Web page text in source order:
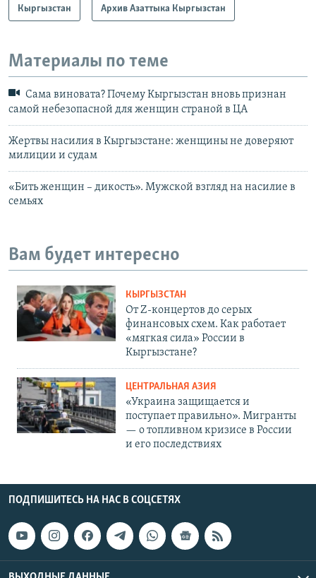
Кыргызстан Архив Азаттыка Кыргызстан
Материалы по теме
Сама виновата? Почему Кыргызстан вновь признан
самой небезопасной для женщин страной в ЦА
Жертвы насилия в Кыргызстане: женщины не доверяют
милиции и судам
«Бить женщин – дикость». Мужской взгляд на насилие в
семьях
Вам будет интересно
КЫРГЫЗСТАН
От Z-концертов до серых
финансовых схем. Как работает
«мягкая сила» России в
Кыргызстане?
ЦЕНТРАЛЬНАЯ АЗИЯ
«Украина защищается и
поступает правильно». Мигранты
— о топливном кризисе в России
и его последствиях
ПОДПИШИТЕСЬ НА НАС В СОЦСЕТЯХ